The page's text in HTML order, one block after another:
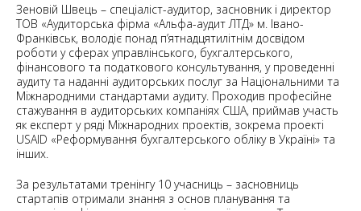
Зеновій Швець – спеціаліст-аудитор, засновник і директор
ТОВ «Аудиторська фірма «Альфа-аудит ЛТД» м. Івано-
Франківськ, володіє понад п’ятнадцятилітнім досвідом
роботи у сферах управлінського, бухгалтерського,
фінансового та податкового консультування, у проведенні
аудиту та наданні аудиторських послуг за Національними та
Міжнародними стандартами аудиту. Проходив професійне
стажування в аудиторських компаніях США, приймав участь
як експерт у ряді Міжнародних проектів, зокрема проектi
USAID «Реформування бухгалтерського обліку в Україні» та
інших.
За результатами тренінгу 10 учасниць – засновниць
стартапів отримали знання з основ планування та